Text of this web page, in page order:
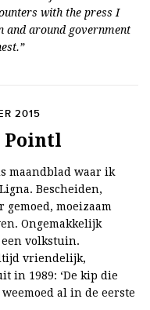
with the press I
and around government
2015
Pointl
maandblad waar ik
Bescheiden,
gemoed, moeizaam
Ongemakkelijk
volkstuin.
vriendelijk,
in 1989: ‘De kip die
weemoed al in de eerste